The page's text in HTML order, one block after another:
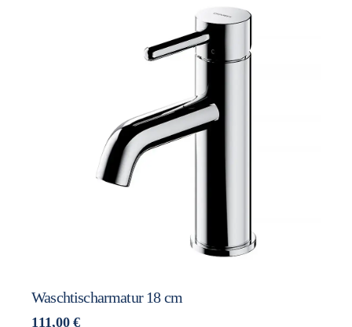
Waschtischarmatur 18 cm
111,00€